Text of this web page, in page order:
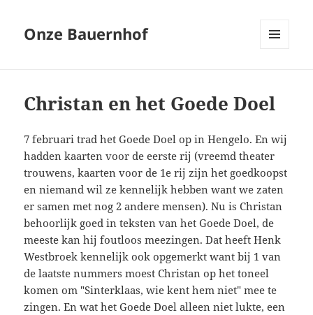
Onze Bauernhof
Christan en het Goede Doel
7 februari trad het Goede Doel op in Hengelo. En wij
hadden kaarten voor de eerste rij (vreemd theater
trouwens, kaarten voor de 1e rij zijn het goedkoopst
en niemand wil ze kennelijk hebben want we zaten
er samen met nog 2 andere mensen). Nu is Christan
behoorlijk goed in teksten van het Goede Doel, de
meeste kan hij foutloos meezingen. Dat heeft Henk
Westbroek kennelijk ook opgemerkt want bij 1 van
de laatste nummers moest Christan op het toneel
komen om "Sinterklaas, wie kent hem niet" mee te
zingen. En wat het Goede Doel alleen niet lukte, een